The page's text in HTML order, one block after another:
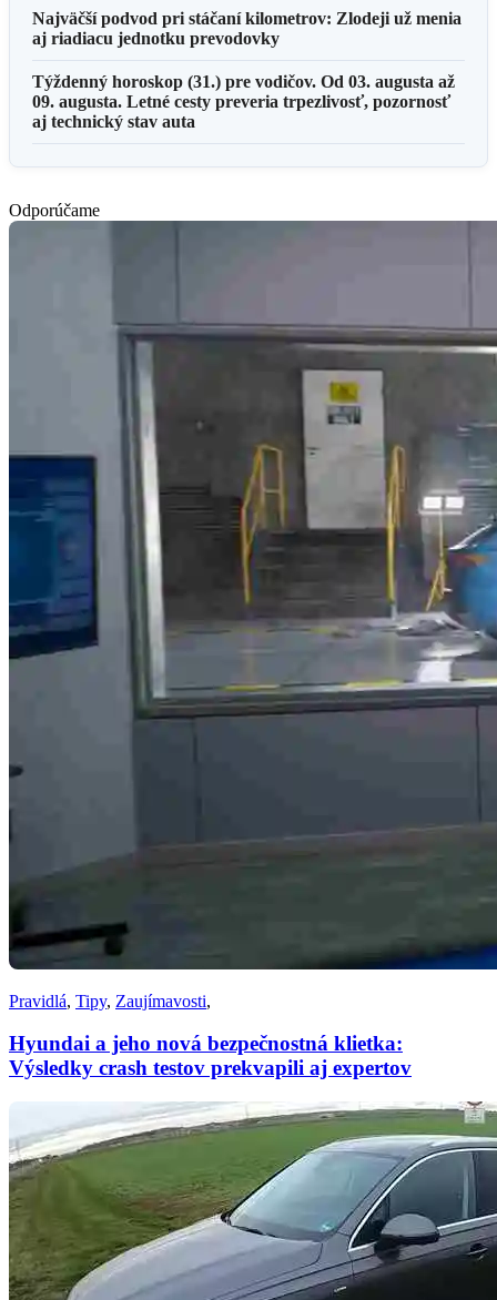
Najväčší podvod pri stáčaní kilometrov: Zlodeji už menia
aj riadiacu jednotku prevodovky
Týždenný horoskop (31.) pre vodičov. Od 03. augusta až
09. augusta. Letné cesty preveria trpezlivosť, pozornosť
aj technický stav auta
Odporúčame
Pravidlá, Tipy, Zaujímavosti,
Hyundai a jeho nová bezpečnostná klietka:
Výsledky crash testov prekvapili aj expertov